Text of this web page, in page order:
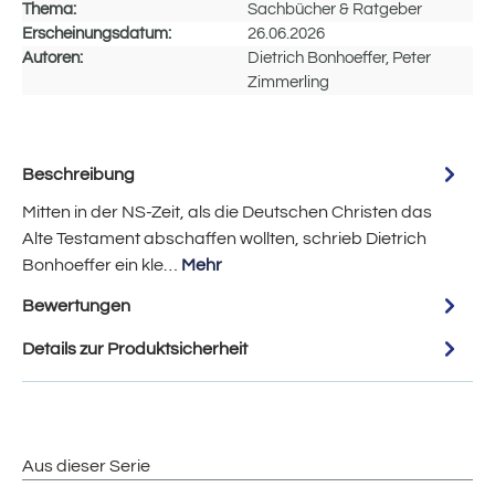
Thema:
Sachbücher & Ratgeber
Erscheinungsdatum:
26.06.2026
Autoren:
Dietrich Bonhoeffer, Peter
Zimmerling
Beschreibung
Mitten in der NS-Zeit, als die Deutschen Christen das
Alte Testament abschaffen wollten, schrieb Dietrich
Bonhoeffer ein kle… Mehr
Bewertungen
Details zur Produktsicherheit
Aus dieser Serie